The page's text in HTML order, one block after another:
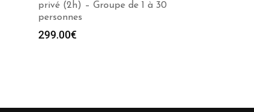
privé (2h) – Groupe de 1 à 30
personnes
299.00€